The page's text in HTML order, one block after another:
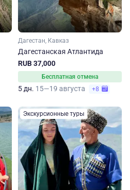
Дагестан, Кавказ
Дагестанская Атлантида
RUB 37,000
Бесплатная отмена
5 дн. 15—19 августа +8
Экскурсионные туры